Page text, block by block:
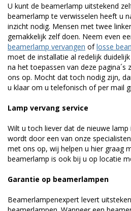
U kunt de beamerlamp uitstekend
beamerlamp te verwisselen heeft u
inzicht nodig. Mensen met twee
gemakkelijk zelf doen. Neem even
beamerlamp vervangen oflosse
moet de installatie al redelijk
na het toepassen van deze pagina´s
ons op. Mocht dat toch nodig zijn,
u klaar om u telefonisch of per mail
Lamp vervang service
Wilt u toch liever dat de nieuwe
wordt door een van onze
met ons op, wij helpen u hier graag
beamerlamp is ook bij u op locatie
Garantie op beamerlampen
Beamerlampenexpert levert